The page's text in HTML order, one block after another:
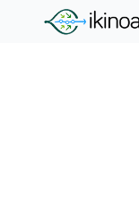
"Ikinoa Sport"